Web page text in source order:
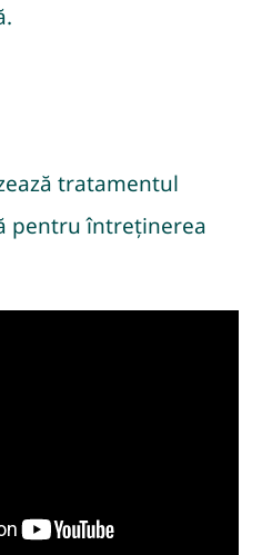
tratamentul
pentru întreținerea